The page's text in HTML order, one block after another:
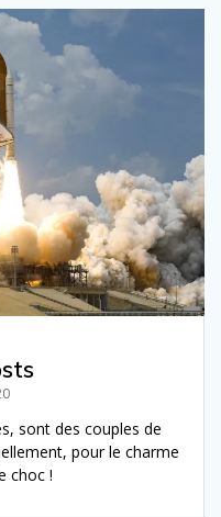
sont des couples de
pour le charme
choc !